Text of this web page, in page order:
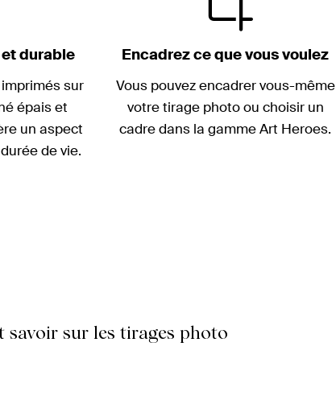
durable
sur
épais et
un aspect
de vie.
Encadrez ce que vous voulez
Vous pouvez encadrer vous-même
votre tirage photo ou choisir un
cadre dans la gamme Art Heroes.
savoir sur les tirages photo